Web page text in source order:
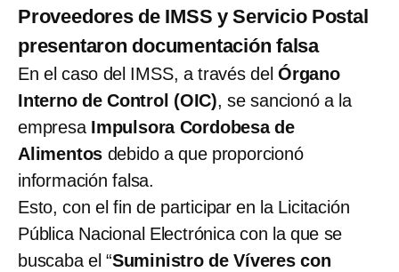
Proveedores de IMSS y Servicio Postal
presentaron documentación falsa
En el caso del IMSS, a través del Órgano
Interno de Control (OIC), se sancionó a la
empresa Impulsora Cordobesa de
Alimentos debido a que proporcionó
información falsa.
Esto, con el fin de participar en la Licitación
Pública Nacional Electrónica con la que se
buscaba el “Suministro de Víveres con